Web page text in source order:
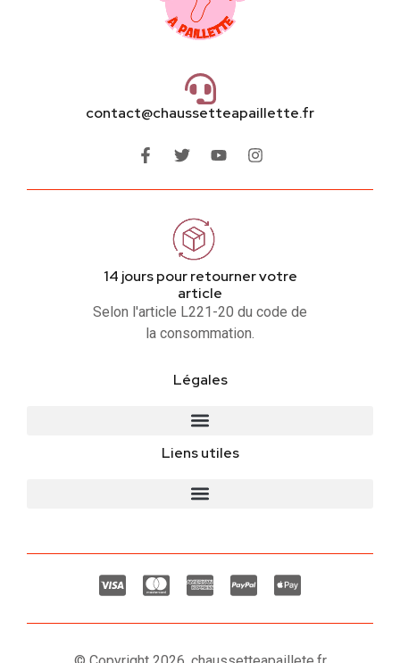
contact@chaussetteapaillette.fr
14 jours pour retourner votre
article
Selon l'article L221-20 du code de
la consommation.
Légales
Liens utiles